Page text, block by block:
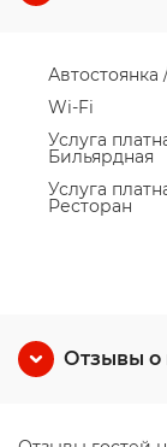
Wi-Fi
Услуга
Бильярдная
Услуга
Ресторан
Отзывы